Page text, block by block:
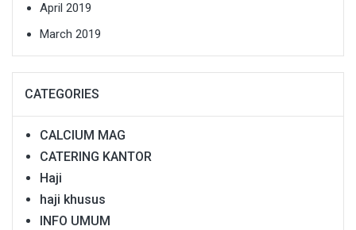
April 2019
March 2019
CATEGORIES
CALCIUM MAG
CATERING KANTOR
Haji
haji khusus
INFO UMUM